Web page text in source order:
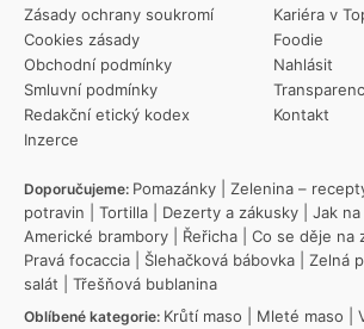
Zásady ochrany soukromí
Cookies zásady
Obchodní podmínky
Smluvní podmínky
Redakční etický kodex
Inzerce
Kariéra v
Foodie
Nahlásit
Kontakt
Doporučujeme: Pomazánky Zelenina –
potravin
Tortilla Dezerty a zákusky Jak
Americké brambory
Řeřicha Co se děje na
Pravá focaccia
Šlehačková bábovka Zelná
salát
Třešňová bublanina
Oblíbené kategorie: Krůtí maso Mleté maso